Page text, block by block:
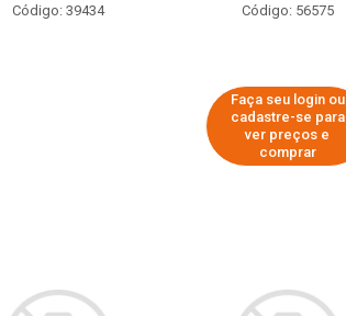
Código: 39434 Código: 56575
Faça seu login ou
cadastre-se para
ver preços e
comprar